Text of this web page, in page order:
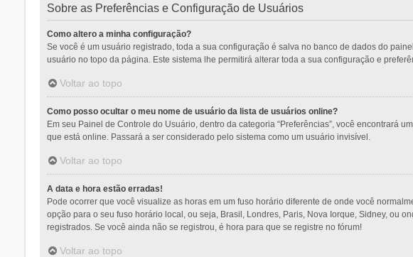
Sobre as Preferências e Configuração de Usuários
Como altero a minha configuração?
Se você é um usuário registrado, toda a sua configuração é salva no banco de dados do
usuário no topo da página. Este sistema lhe permitirá alterar toda a sua configuração e
Voltar ao topo
Como posso ocultar o meu nome de usuário da lista de usuários online?
Em seu Painel de Controle do Usuário, dentro da categoria “Preferências”, você encontrará
que está online. Passará a ser considerado pelo sistema como um usuário invisível.
Voltar ao topo
A data e hora estão erradas!
Pode ocorrer que você visualize as horas em um fuso horário diferente de onde você
opção para o seu fuso horário local, ou seja, Brasil, Londres, Paris, Nova Iorque, Sidney, ou
registrados. Se você ainda não se registrou, é hora para que se registre no fórum!
Voltar ao topo